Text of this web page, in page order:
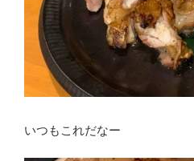
いつもこれだなー